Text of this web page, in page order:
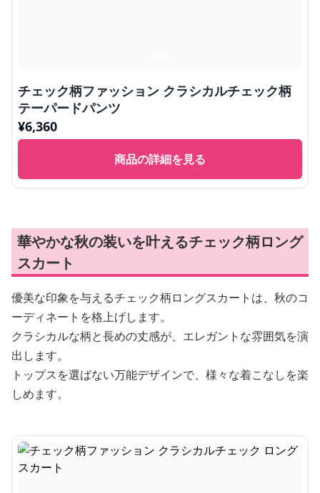
チェック柄ファッション クラシカルチェック柄
テーパードパンツ
¥6,360
商品の詳細を見る
華やかな秋の装いを叶えるチェック柄ロング
スカート
優美な印象を与えるチェック柄ロングスカートは、秋のコ
ーディネートを格上げします。
クラシカルな柄と長めの丈感が、エレガントな雰囲気を演
出します。
トップスを選ばない万能デザインで、様々な着こなしを楽
しめます。